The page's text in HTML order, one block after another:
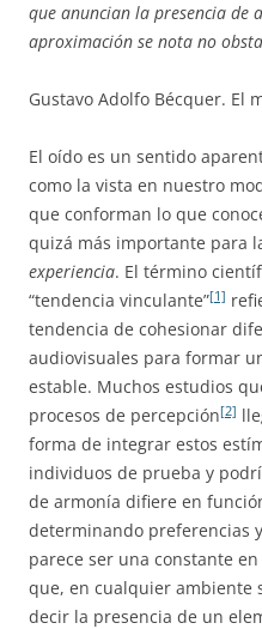
que anuncian la presencia de
aproximación se nota no
Gustavo Adolfo Bécquer. El
El oído es un sentido
como la vista en nuestro
que conforman lo que
quizá más importante para
experiencia. El término
“tendencia vinculante”[1]
tendencia de cohesionar
audiovisuales para formar
estable. Muchos estudios
procesos de percepción[2]
forma de integrar estos
individuos de prueba y
de armonía difiere en
determinando preferencias
parece ser una constante
que, en cualquier ambiente
decir la presencia de un